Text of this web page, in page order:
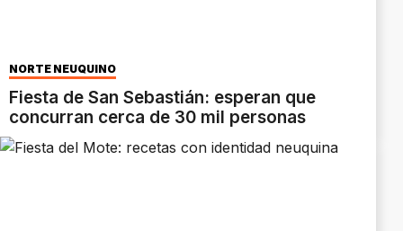
NORTE NEUQUINO
Fiesta de San Sebastián: esperan que
concurran cerca de 30 mil personas